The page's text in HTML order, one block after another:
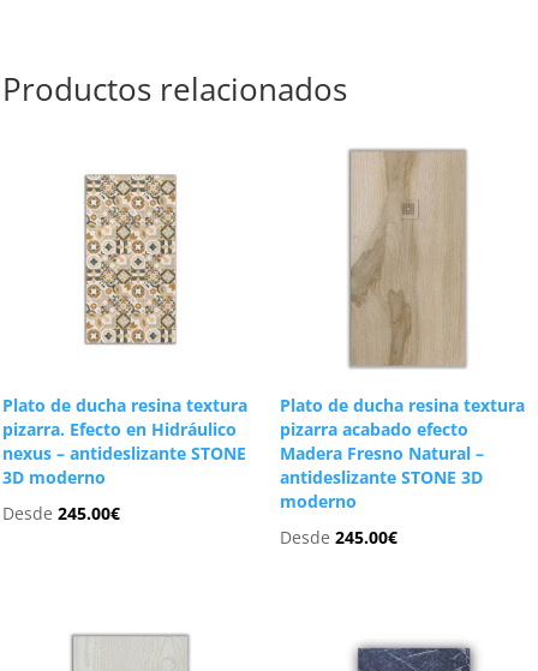
Productos relacionados
Plato de ducha resina textura
pizarra. Efecto en Hidráulico
nexus – antideslizante STONE
3D moderno
Desde245.00€
Plato de ducha resina textura
pizarra acabado efecto
Madera Fresno Natural –
antideslizante STONE 3D
moderno
Desde 245.00€